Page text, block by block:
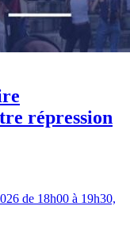
répression
de 18h00 à 19h30,